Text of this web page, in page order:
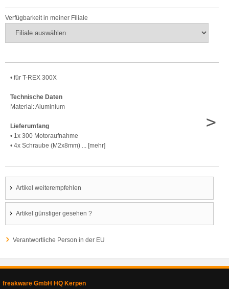
Verfügbarkeit in meiner Filiale
• für T-REX 300X
Technische Daten
Material: Aluminium
Lieferumfang
• 1x 300 Motoraufnahme
• 4x Schraube (M2x8mm) ... [mehr]
>
Artikel weiterempfehlen
Artikel günstiger gesehen ?
Verantwortliche Person in der EU
freakware GmbH HQ Kerpen